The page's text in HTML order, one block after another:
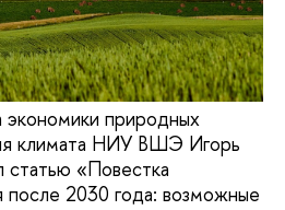
природных
климата НИУ ВШЭ Игорь
статью «Повестка
после 2030 года: возможные